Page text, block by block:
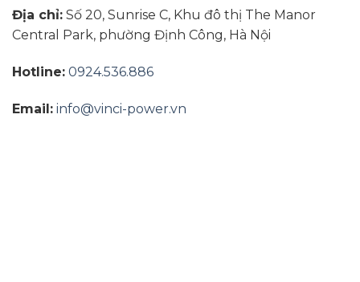
Địa chỉ: Số 20, Sunrise C, Khu đô thị The Manor
Central Park, phường Định Công, Hà Nội
Hotline: 0924.536.886
Email: info@vinci-power.vn